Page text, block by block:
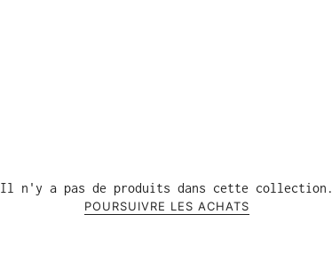
Il n'y a pas de produits dans cette collection.
POURSUIVRE LES ACHATS